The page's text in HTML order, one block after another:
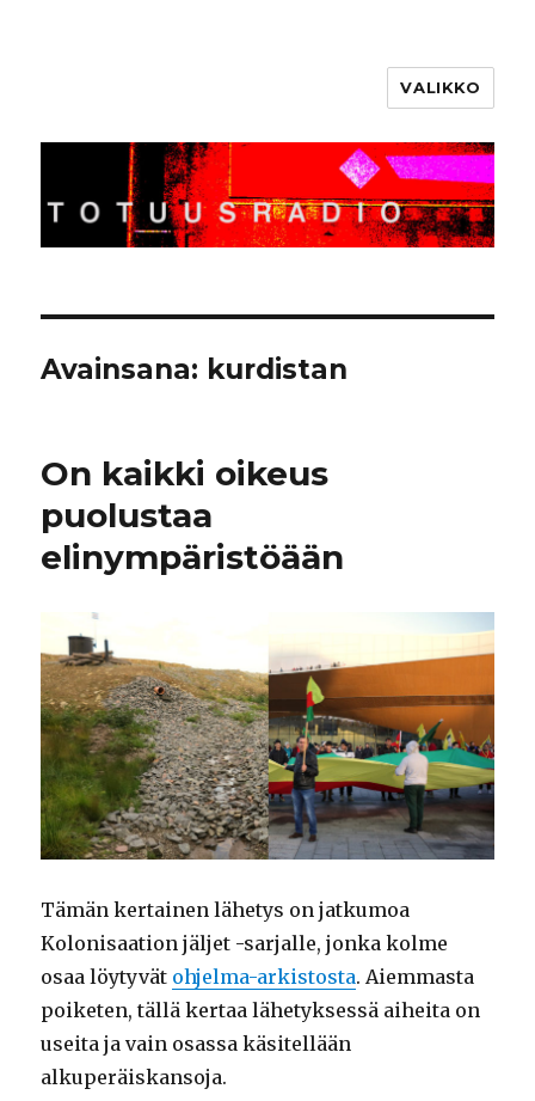
VALIKKO
Avainsana: kurdistan
On kaikki oikeus
puolustaa
elinympäristöään
Tämän kertainen lähetys on jatkumoa
Kolonisaation jäljet -sarjalle, jonka kolme
osaa löytyvät ohjelma-arkistosta. Aiemmasta
poiketen, tällä kertaa lähetyksessä aiheita on
useita ja vain osassa käsitellään
alkuperäiskansoja.